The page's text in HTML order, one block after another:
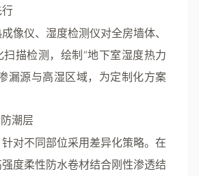
行
像仪、湿度检测仪对全房墙体、
描检测，绘制“地下室湿度热力
漏源与高湿区域，为定制化方案
潮层
对不同部位采用差异化策略。在
度柔性防水卷材结合刚性渗透结